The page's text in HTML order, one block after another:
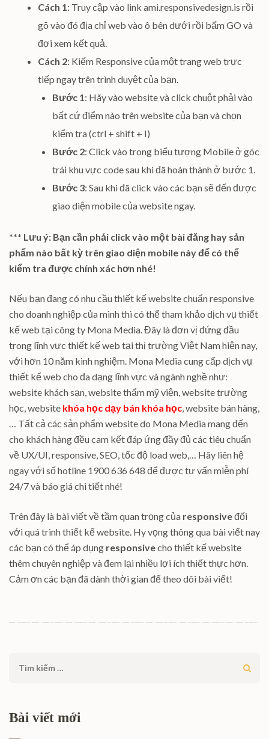
Cách 1 : Truy cập vào link ami.responsivedesign.is rồi
gõ vào đó địa chỉ web vào ô bên dưới rồi bấm GO và
đợi xem kết quả.
Cách 2: Kiếm Responsive của một trang web trực
tiếp ngay trên trình duyệt của bạn.
Bước 1 : Hãy vào website và click chuột phải vào
bất cứ điểm nào trên website của bạn và chọn
kiểm tra (ctrl + shift + I)
Bước 2: Click vào trong biểu tượng Mobile ở góc
trái khu vực code sau khi đã hoàn thành ở bước 1.
Bước 3: Sau khi đã click vào các bạn sẽ đến được
giao diện mobile của website ngay.
*** Lưu ý: Bạn cần phải click vào một bài đăng hay sản
phẩm nào bất kỳ trên giao diện mobile này để có thể
kiểm tra được chính xác hơn nhé!
Nếu bạn đang có nhu cầu thiết kế website chuẩn responsive
cho doanh nghiệp của mình thì có thể tham khảo dịch vụ thiết
kế web tại công ty Mona Media. Đây là đơn vị đứng đầu
trong lĩnh vực thiết kế web tại thị trường Việt Nam hiện nay,
với hơn 10 năm kinh nghiệm. Mona Media cung cấp dịch vụ
thiết kế web cho đa dạng lĩnh vực và ngành nghề như:
website khách sạn, website thẩm mỹ viện, website trường
học, website khóa học dạy bán khóa học , website bán hàng,
… Tất cả các sản phẩm website do Mona Media mang đến
cho khách hàng đều cam kết đáp ứng đầy đủ các tiêu chuẩn
về UX/UI, responsive, SEO, tốc độ load web,… Hãy liên hệ
ngay với số hotline 1900 636 648 để được tư vấn miễn phí
24/7 và báo giá chi tiết nhé!
Trên đây là bài viết về tầm quan trọng của responsiveđối
với quá trình thiết kế website. Hy vọng thông qua bài viết nay
các bạn có thể áp dụng responsivecho thiết kế website
thêm chuyên nghiệp và đem lại nhiều lợi ích thiết thực hơn.
Cảm ơn các bạn đã dành thời gian để theo dõi bài viết!
Tìm
Bài viết mới